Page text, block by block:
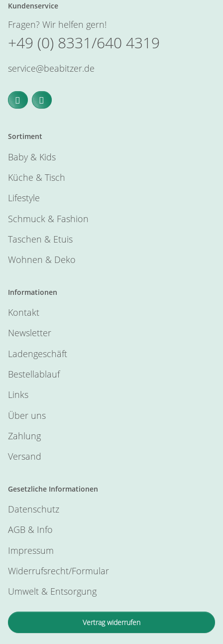
Kundenservice
Fragen? Wir helfen gern!
+49 (0) 8331/640 4319
service@beabitzer.de
Sortiment
Baby & Kids
Küche & Tisch
Lifestyle
Schmuck & Fashion
Taschen & Etuis
Wohnen & Deko
Informationen
Kontakt
Newsletter
Ladengeschäft
Bestellablauf
Links
Über uns
Zahlung
Versand
Gesetzliche Informationen
Datenschutz
AGB & Info
Impressum
Widerrufsrecht/Formular
Umwelt & Entsorgung
Vertrag widerrufen